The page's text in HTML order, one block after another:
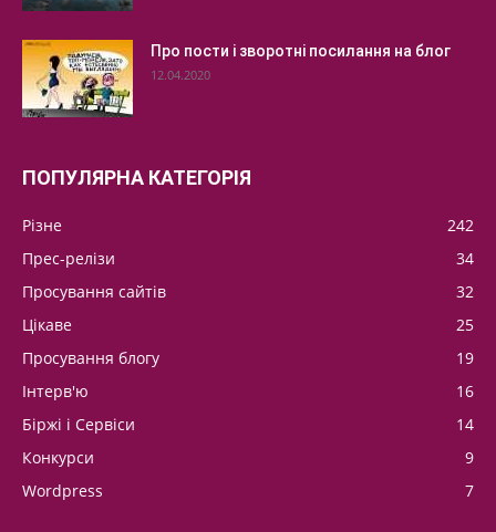
Про пости і зворотні посилання на блог
12.04.2020
ПОПУЛЯРНА КАТЕГОРІЯ
Різне
242
Прес-релізи
34
Просування сайтів
32
Цікаве
25
Просування блогу
19
Інтерв'ю
16
Біржі і Сервіси
14
Конкурси
9
Wordpress
7